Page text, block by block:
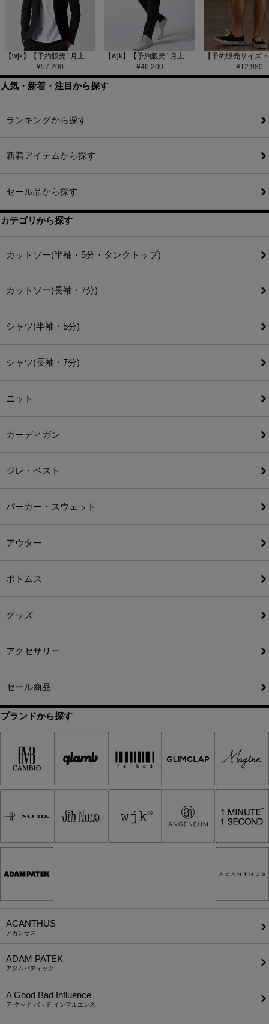
【wjk】【予約販売1月上旬～中旬入荷】function knit jacket(jacquard check) ニットジャケット(207 mw08j)
¥57,200
【wjk】【予約販売1月上旬～中旬入荷】function knit easy slacks(jacquard check) ニットイージーパンツ(504 mw08j)
¥46,200 ¥12,980
人気・新着・注目から探す
ランキングから探す
新着アイテムから探す
セール品から探す
カテゴリから探す
カットソー(半袖・5分・タンクトップ)
カットソー(長袖・7分)
シャツ(半袖・5分)
シャツ(長袖・7分)
ニット
カーディガン
ジレ・ベスト
パーカー・スウェット
アウター
ボトムス
グッズ
アクセサリー
セール商品
ブランドから探す
ACANTHUS
アカンサス
ADAM PATEK
アダムパティック
A Good Bad Influence
ア グッド バッド インフルエンス